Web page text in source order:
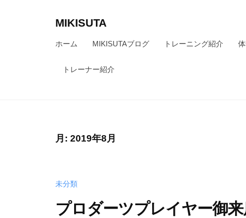
MIKISUTA
v
r
n
ホーム MIKISUTAブログ トレーニング紹介
トレーナー紹介
月: 2019年8月
未分類
プロダーツプレイヤー御